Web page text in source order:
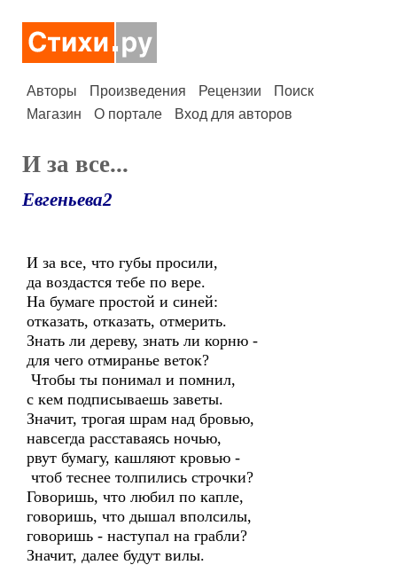
Авторы Произведения Рецензии
Поиск
Магазин
О портале Вход для авторов
И за все...
Евгеньева2
И за все, что губы просили,
да воздастся тебе по вере.
На бумаге простой и синей:
отказать, отказать, отмерить.
Знать ли дереву, знать ли корню -
для чего отмиранье веток?
Чтобы ты понимал и помнил,
с кем подписываешь заветы.
Значит, трогая шрам над бровью,
навсегда расставаясь ночью,
рвут бумагу, кашляют кровью -
чтоб теснее толпились строчки?
Говоришь, что любил по капле,
говоришь, что дышал вполсилы,
говоришь - наступал на грабли?
Значит, далее будут вилы.